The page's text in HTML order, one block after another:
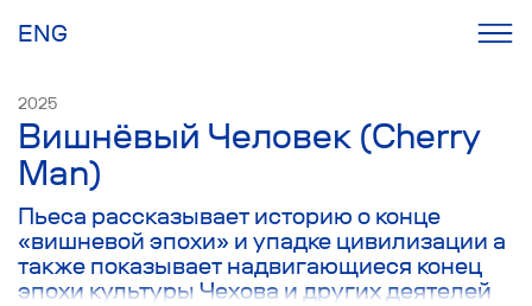
ENG
Вишнёвый Человек (Cherry
Man)
2025
Пьеса рассказывает историю о конце
«вишневой эпохи» и упадке цивилизации а
также показывает надвигающиеся конец
эпохи культуры Чехова и других деятелей